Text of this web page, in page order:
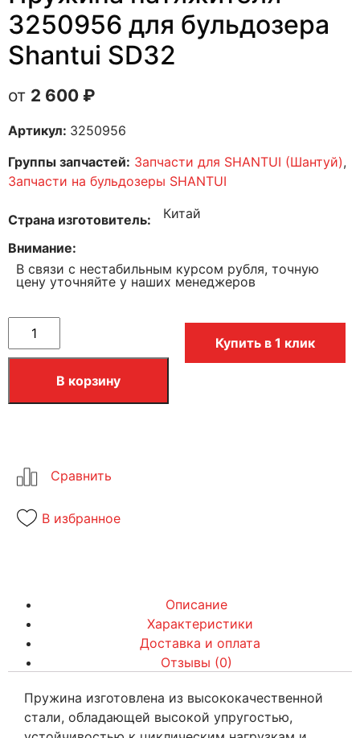
3250956 для бульдозера
Shantui SD32
2 600 ₽
Артикул: 3250956
Группы запчастей: Запчасти для SHANTUI (Шантуй),
Запчасти на бульдозеры SHANTUI
Страна изготовитель Китай
Внимание
В связи с нестабильным курсом рубля, точную
цену уточняйте у наших менеджеров
В корзину
Купить в 1 клик
В избранное
Описание
Характеристики
Доставка и оплата
Отзывы (0)
Пружина изготовлена из высококачественной
стали, обладающей высокой упругостью,